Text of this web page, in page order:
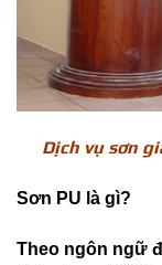
Dịch vụ sơn
Sơn PU là gì?
Theo ngôn ngữ